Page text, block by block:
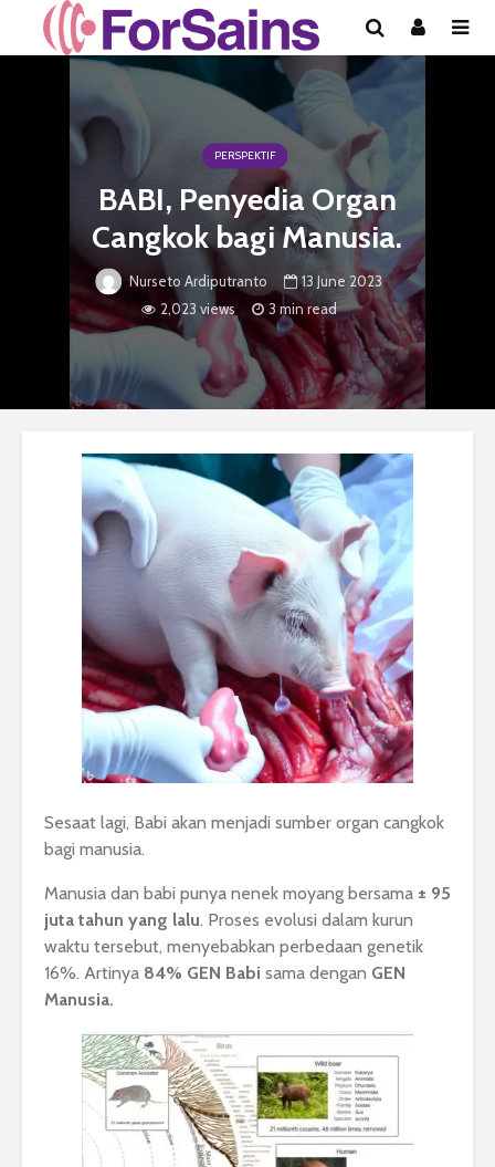
PERSPEKTIF
BABI, Penyedia Organ
Cangkok bagi Manusia.
Nurseto Ardiputranto
13 June 2023
2,023 views
3 min read
Sesaat lagi, Babi akan menjadi sumber organ cangkok
bagi manusia.
Manusia dan babi punya nenek moyang bersama ± 95
juta tahun yang lalu. Proses evolusi dalam kurun
waktu tersebut, menyebabkan perbedaan genetik
16%. Artinya 84% GEN Babi sama dengan GEN
Manusia.